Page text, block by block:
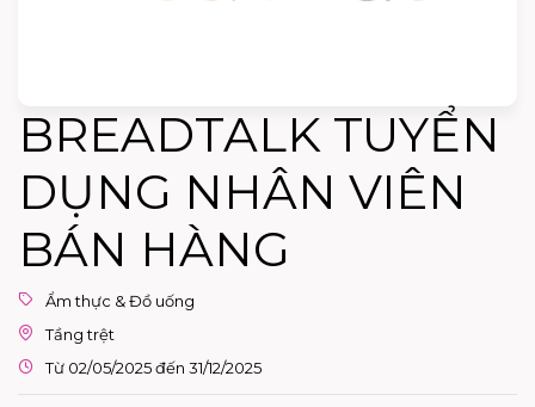
BREADTALK TUYỂN
DỤNG NHÂN VIÊN
BÁN HÀNG
Ẩm thực & Đồ uống
Tầng trệt
Từ 02/05/2025 đến 31/12/2025